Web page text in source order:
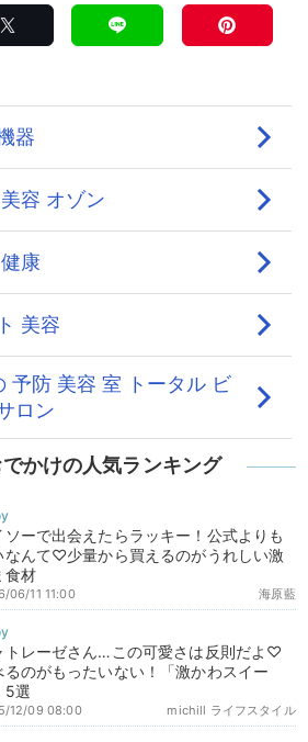
かけの人気ランキング
ソーで出会えたらラッキー！公式よりも
なんて♡少量から買えるのがうれしい激
食材
海原藍
06/11 11:00
トレーゼさん…この可愛さは反則だよ♡
るのがもったいない！「激かわスイー
5選
michill ライフスタイル
12/09 08:00